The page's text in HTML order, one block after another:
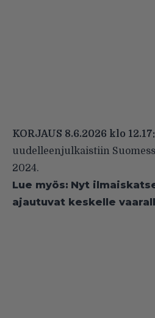
KORJAUS 8.6.2026 klo 12.17:
uudelleenjulkaistiin
2024.
Lue myös: Nyt
ajautuvat keskelle